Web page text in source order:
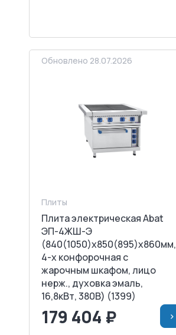
Обновлено 28.07.2026
Плиты
Плита электрическая Abat
ЭП-4ЖШ-Э
(840(1050)x850(895)x860мм,
4-х конфорочная с
жарочным шкафом, лицо
нерж., духовка эмаль,
16,8кВт, 380В) (1399)
179 404 ₽ >